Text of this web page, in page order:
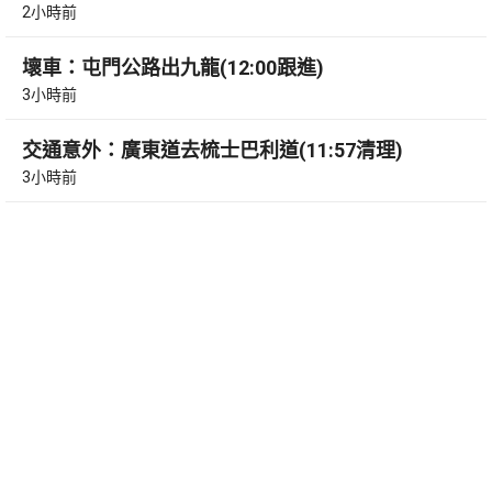
2小時前
壞車：屯門公路出九龍(12:00跟進)
3小時前
交通意外：廣東道去梳士巴利道(11:57清理)
3小時前